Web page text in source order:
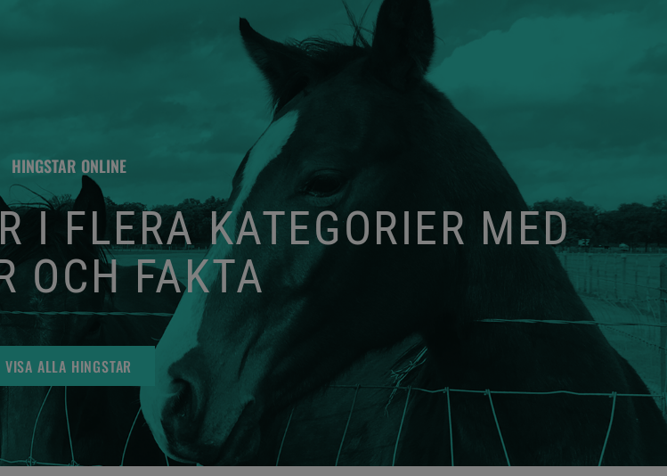
HINGSTAR ONLINE
I FLERA KATEGORIER MED
OCH FAKTA
VISA ALLA HINGSTAR